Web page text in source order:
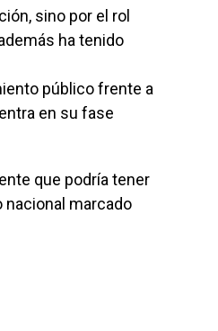
sino por el rol
ha tenido
público frente a
en su fase
que podría tener
marcado